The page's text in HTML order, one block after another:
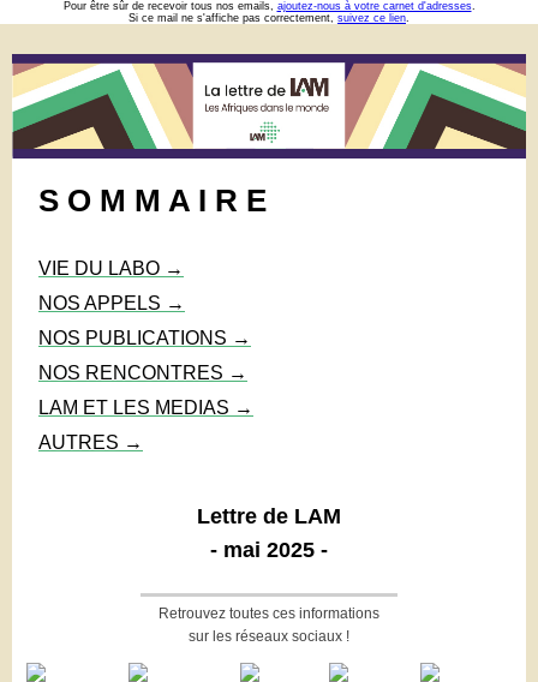
Pour être sûr de recevoir tous nos emails, ajoutez-nous à votre carnet d'adresses.
Si ce mail ne s'affiche pas correctement, suivez ce lien.
S O M M A I R E
VIE DU LABO →
NOS APPELS →
NOS PUBLICATIONS →
NOS RENCONTRES →
LAM ET LES MEDIAS →
AUTRES →
Lettre de LAM
- mai 2025 -
Retrouvez toutes ces informations
sur les réseaux sociaux !